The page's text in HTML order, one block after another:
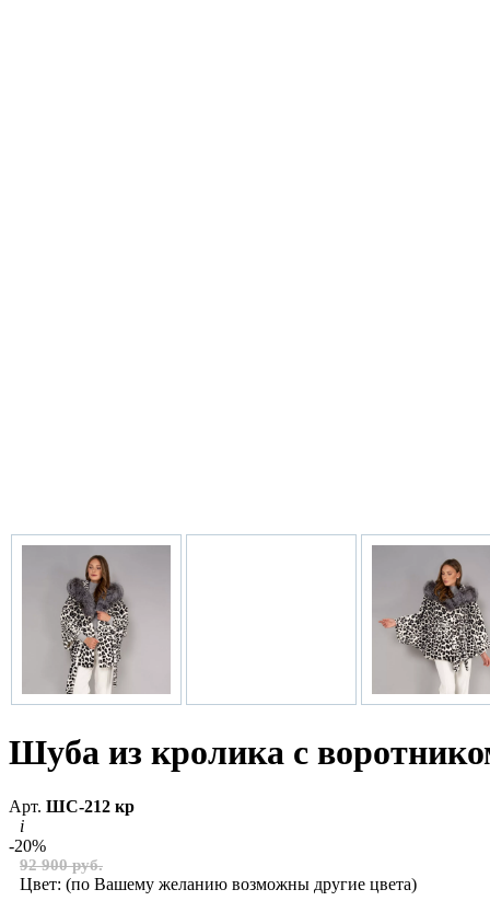
Шуба из кролика с
Арт. ШС-212 кр
i
-20%
92 900 руб.
Цвет: (по Вашему желанию возможны другие цвета)